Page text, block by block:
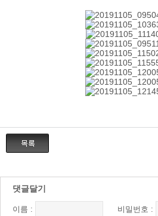
댓글달기
이름 : 비밀번호 :